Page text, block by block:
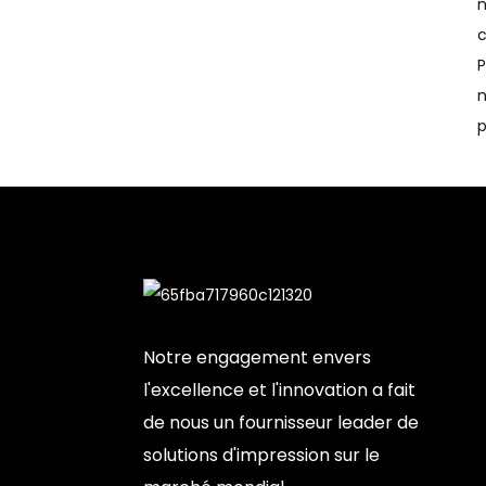
Notre engagement envers
l'excellence et l'innovation a fait
de nous un fournisseur leader de
solutions d'impression sur le